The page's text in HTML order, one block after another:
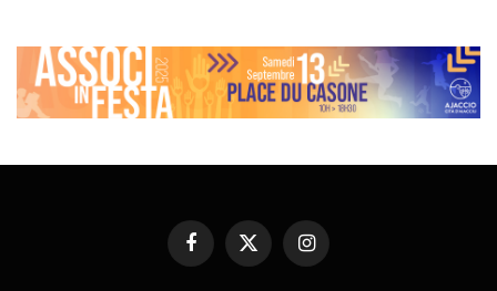
FacebookX
(Twitter)
Instagram